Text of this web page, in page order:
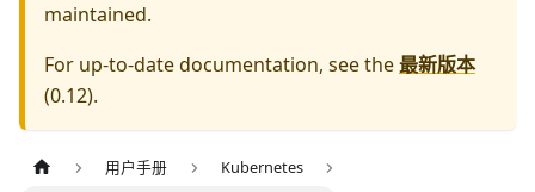
maintained.
For up-to-date documentation, see the最新版本
(0.12).
用户手册
Kubernetes